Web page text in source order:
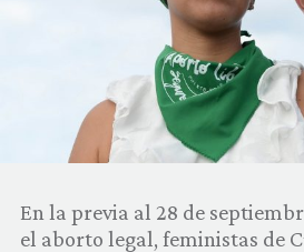
En la previa al 28 de
el aborto legal, feministas de